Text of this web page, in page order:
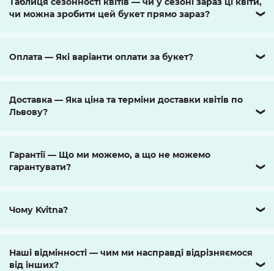
чи можна зробити цей букет прямо зараз?
❯
Оплата — Які варіанти оплати за букет? ❯
Доставка — Яка ціна та терміни доставки квітів по
Львову?
❯
Гарантії — Що ми можемо, а що не можемо
гарантувати?
❯
Чому Kvitna? ❯
Наші відмінності — чим ми насправді відрізняємося
від інших?
❯